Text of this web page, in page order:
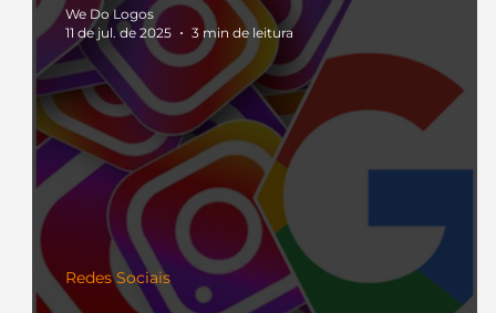
Redes Sociais
We Do Logos
11 de jul. de 2025
3 min de leitura